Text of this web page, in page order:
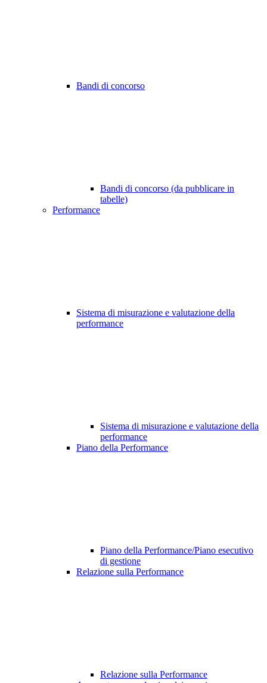
Bandi di concorso
Bandi di concorso (da pubblicare in
tabelle)
Performance
Sistema di misurazione e valutazione della
performance
Sistema di misurazione e valutazione della
performance
Piano della Performance
Piano della Performance/Piano esecutivo
di gestione
Relazione sulla Performance
Relazione sulla Performance